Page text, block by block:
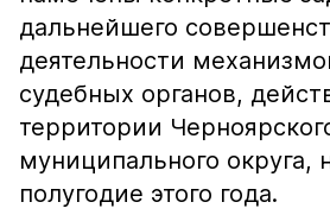
дальнейшего
деятельности
судебных органов,
территории
муниципального округа,
полугодие этого года.